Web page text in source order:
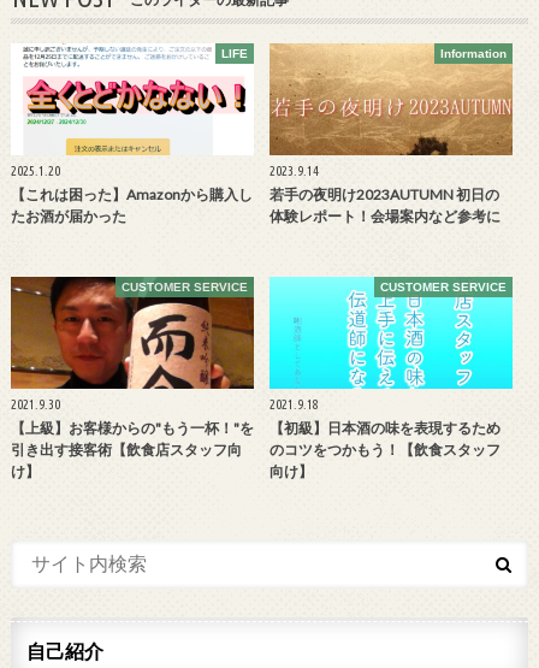
LIFE
2025.1.20
【これは困った】Amazonから購入し
たお酒が届かった
Information
2023.9.14
若手の夜明け2023AUTUMN 初日の
体験レポート！会場案内など参考に
CUSTOMER SERVICE
2021.9.30
【上級】お客様からの"もう一杯！"を
引き出す接客術【飲食店スタッフ向
け】
CUSTOMER SERVICE
2021.9.18
【初級】日本酒の味を表現するため
のコツをつかもう！【飲食スタッフ
向け】
自己紹介